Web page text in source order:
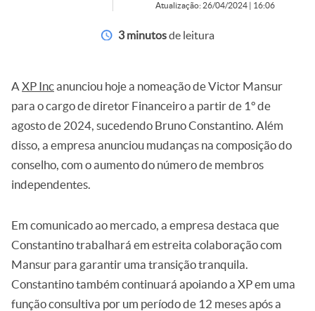
Atualização: 26/04/2024 | 16:06
3 minutosde leitura
A XP Incanunciou hoje a nomeação de Victor Mansur
para o cargo de diretor Financeiro a partir de 1º de
agosto de 2024, sucedendo Bruno Constantino. Além
disso, a empresa anunciou mudanças na composição do
conselho, com o aumento do número de membros
independentes.
Em comunicado ao mercado, a empresa destaca que
Constantino trabalhará em estreita colaboração com
Mansur para garantir uma transição tranquila.
Constantino também continuará apoiando a XP em uma
função consultiva por um período de 12 meses após a